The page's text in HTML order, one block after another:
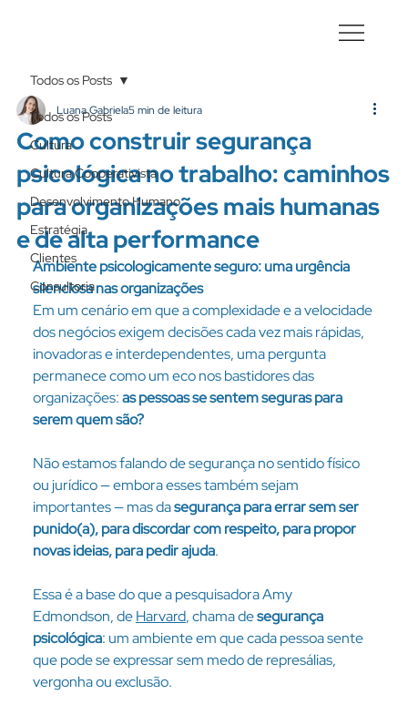
Todos os Posts
Cultura
Cultura Cooperativista
Desenvolvimento Humano
Estratégia
Clientes
Consultoria
Todos os Posts
Como construir segurança
psicológica no trabalho: caminhos
para organizações mais humanas
e de alta performance
Luana Gabriela5 min de leitura
Ambiente psicologicamente seguro: uma urgência
silenciosa nas organizações
Em um cenário em que a complexidade e a velocidade
dos negócios exigem decisões cada vez mais rápidas,
inovadoras e interdependentes, uma pergunta
permanece como um eco nos bastidores das
organizações: as pessoas se sentem seguras para
serem quem são?
Não estamos falando de segurança no sentido físico
ou jurídico — embora esses também sejam
importantes — mas da segurança para errar sem ser
punido(a), para discordar com respeito, para propor
novas ideias, para pedir ajuda.
Essa é a base do que a pesquisadora Amy
Edmondson, de Harvard, chama de segurança
psicológica: um ambiente em que cada pessoa sente
que pode se expressar sem medo de represálias,
vergonha ou exclusão.